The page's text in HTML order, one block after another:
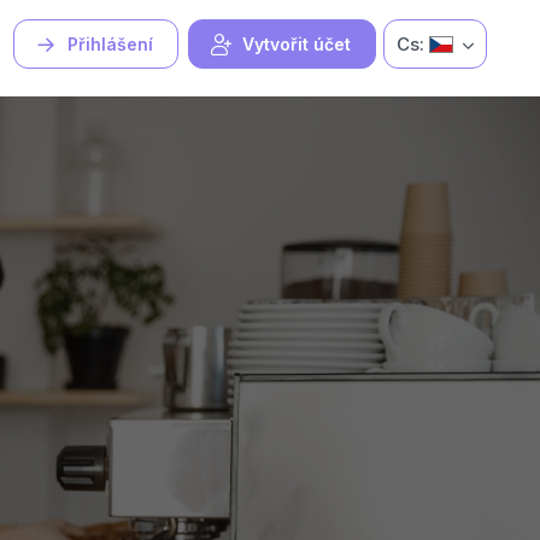
Přihlášení Vytvořit účet Cs: